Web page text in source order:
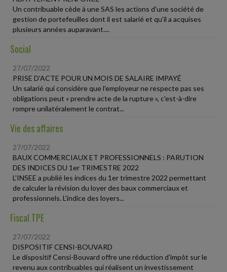
Un contribuable cède à une SAS les actions d'une société de
gestion de portefeuilles dont il est salarié et qu'il a acquises
plusieurs années auparavant....
Social
27/07/2022
PRISE D'ACTE POUR UN MOIS DE SALAIRE IMPAYÉ
Un salarié qui considère que l'employeur ne respecte pas ses
obligations peut « prendre acte de la rupture », c'est-à-dire
rompre unilatéralement le contrat...
Vie des affaires
27/07/2022
BAUX COMMERCIAUX ET PROFESSIONNELS : PARUTION
DES INDICES DU 1er TRIMESTRE 2022
L'INSEE a publié les indices du 1er trimestre 2022 permettant
de calculer la révision du loyer des baux commerciaux et
professionnels. L'indice des loyers...
Fiscal TPE
27/07/2022
DISPOSITIF CENSI-BOUVARD
Le dispositif Censi-Bouvard offre une réduction d'impôt sur le
revenu aux contribuables qui réalisent un investissement